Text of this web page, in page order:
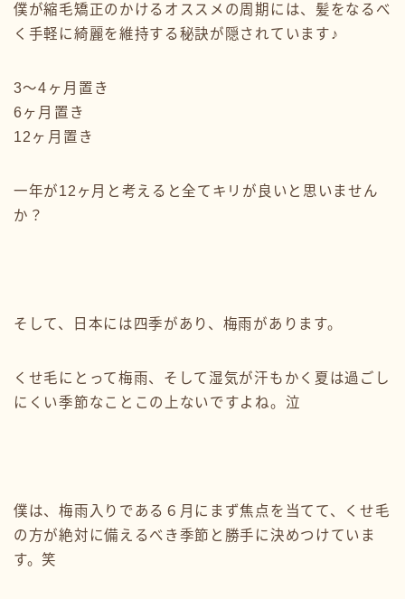
僕が縮毛矯正のかけるオススメの周期には、髪をなるべ
く手軽に綺麗を維持する秘訣が隠されています♪
3〜4ヶ月置き
6ヶ月置き
12ヶ月置き
一年が12ヶ月と考えると全てキリが良いと思いません
か？
そして、日本には四季があり、梅雨があります。
くせ毛にとって梅雨、そして湿気が汗もかく夏は過ごし
にくい季節なことこの上ないですよね。泣
僕は、梅雨入りである６月にまず焦点を当てて、くせ毛
の方が絶対に備えるべき季節と勝手に決めつけていま
す。笑